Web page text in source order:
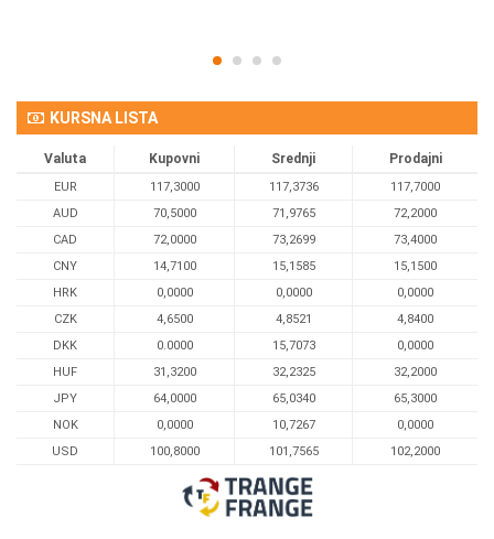
KURSNA LISTA
Valuta Kupovni Srednji Prodajni
EUR 117,3000 117,3736
117,7000
AUD
70,5000 71,9765
72,2000
CAD
72,0000 73,2699
73,4000
CNY
14,7100 15,1585
15,1500
HRK
0,0000 0,0000
0,0000
CZK
4,6500 4,8521
4,8400
DKK
0.0000 15,7073
0,0000
HUF
31,3200 32,2325
32,2000
JPY
64,0000 65,0340
65,3000
NOK
0,0000 10,7267
0,0000
USD
100,8000 101,7565 102,2000